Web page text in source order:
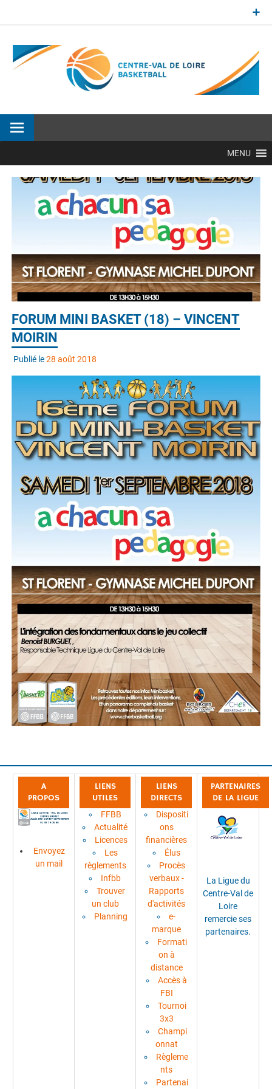
MENU
FORUM MINI BASKET (18) – VINCENT
MOIRIN
Publié le28 août 2018
A
PROPOS
Envoyez
un mail
LIENS
UTILES
FFBB
Actualité
Licences
Les
règlements
Infbb
Trouver
un club
Planning
LIENS
DIRECTS
Dispositi
ons
financières
Élus
Procès
verbaux -
Rapports
d'activités
e-
marque
Formati
on à
distance
Accès à
FBI
Tournoi
3x3
Champi
onnat
Règleme
nts
Partenai
PARTENAIRES
DE LA LIGUE
La Ligue du
Centre-Val de
Loire
remercie ses
partenaires.